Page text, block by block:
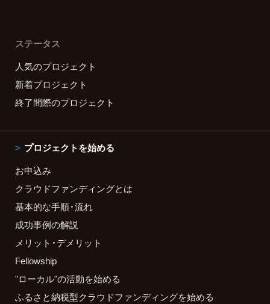
ステータス
人気のプロジェクト
新着プロジェクト
終了間際のプロジェクト
プロジェクトを始める
お申込み
クラウドファンディングとは
基本的な手順・流れ
成功事例の解説
メリット・デメリット
Fellowship
"ローカル"の活動を始める
ふるさと納税型クラウドファンディングを始める